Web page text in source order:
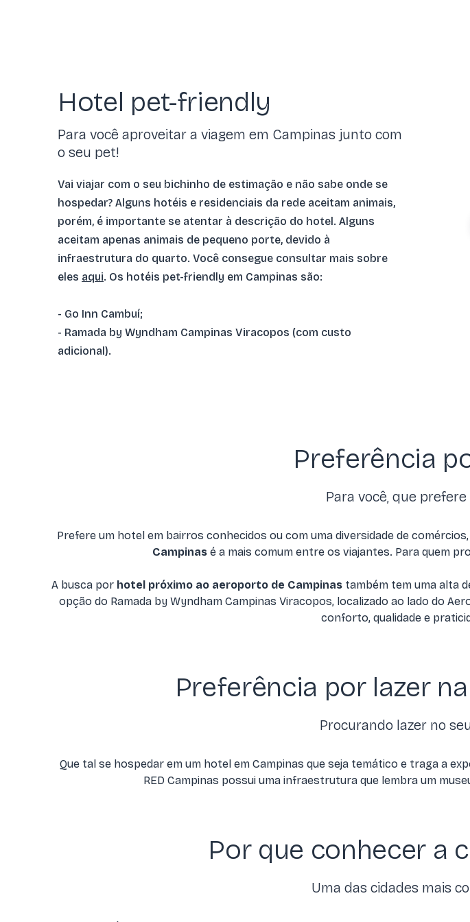
Hotel pet-friendly
Para você aproveitar a viagem em Campinas junto com
o seu pet!
Vai viajar com o seu bichinho de estimação e não sabe onde se
hospedar? Alguns hotéis e residenciais da rede aceitam animais,
porém, é importante se atentar à descrição do hotel. Alguns
aceitam apenas animais de pequeno porte, devido à
infraestrutura do quarto. Você consegue consultar mais sobre
eles aqui. Os hotéis pet-friendly em Campinas são:
- Go Inn Cambuí;
- Ramada by Wyndham Campinas Viracopos (com custo
adicional).
Preferência
Para você, que
Prefere um hotel em bairros conhecidos ou com uma diversidade de
Campinas é a mais comum entre os viajantes. Para quem
A busca por hotel próximo ao aeroporto de Campinastambém tem uma alta
opção do Ramada by Wyndham Campinas Viracopos, localizado ao lado do
conforto, qualidade e
Preferência por lazer
Procurando lazer no
Que tal se hospedar em um hotel em Campinas que seja temático e traga a
RED Campinas possui uma infraestrutura que lembra um
Por que conhecer a
Uma das cidades mais